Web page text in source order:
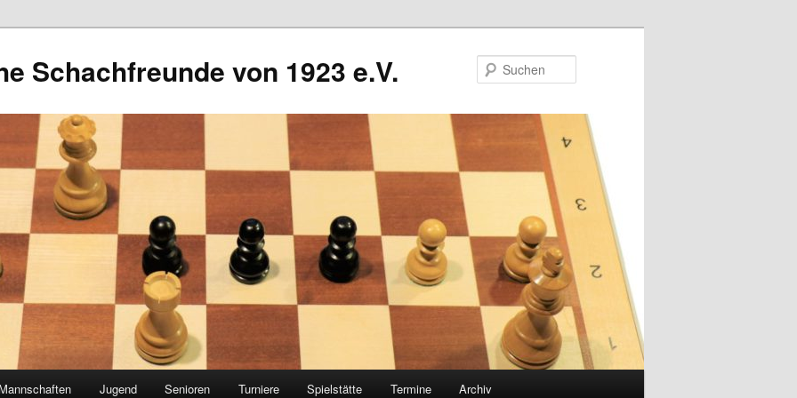
Schachfreunde von 1923 e.V.
Mannschaften Jugend Senioren Turniere Spielstätte Termine Archiv